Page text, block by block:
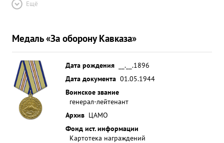
Ещё
Медаль «За оборону Кавказа»
Дата рождения
__.__.1896
Дата документа 01.05.1944
Воинское звание
генерал-лейтенант
Архив ЦАМО
Фонд ист. информации
Картотека награждений